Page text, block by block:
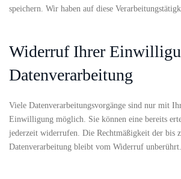
speichern. Wir haben auf diese
Widerruf Ihrer
Datenverarbeitung
Viele Datenverarbeitungsvorgänge sind nur mit
Einwilligung möglich. Sie können eine bereits
jederzeit widerrufen. Die Rechtmäßigkeit der bis
Datenverarbeitung bleibt vom Widerruf unberührt.